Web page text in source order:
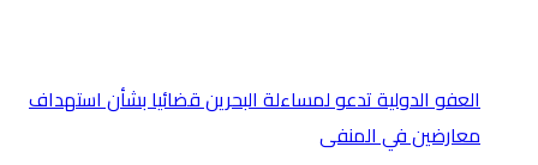
العفو الدولية تدعو لمساءلة البحرين قضائيا بشأن استهداف
معارضين في المنفى